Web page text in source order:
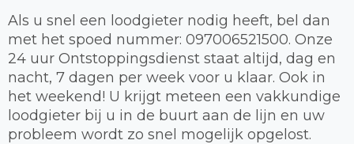
Als u snel een loodgieter nodig heeft, bel dan
met het spoed nummer: 097006521500. Onze
24 uur Ontstoppingsdienst staat altijd, dag en
nacht, 7 dagen per week voor u klaar. Ook in
het weekend! U krijgt meteen een vakkundige
loodgieter bij u in de buurt aan de lijn en uw
probleem wordt zo snel mogelijk opgelost.